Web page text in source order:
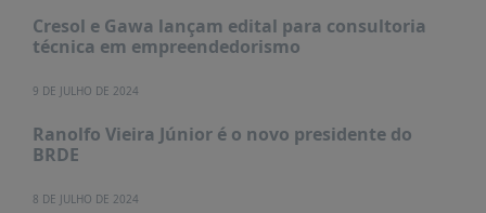
PRÊMIO
ABDE
JORNALISMO
SABER
+
CONTATO
Cresol e Gawa lançam edital para consultoria
técnica em empreendedorismo
9 DE JULHO DE 2024
Ranolfo Vieira Júnior é o novo presidente do
BRDE
8 DE JULHO DE 2024